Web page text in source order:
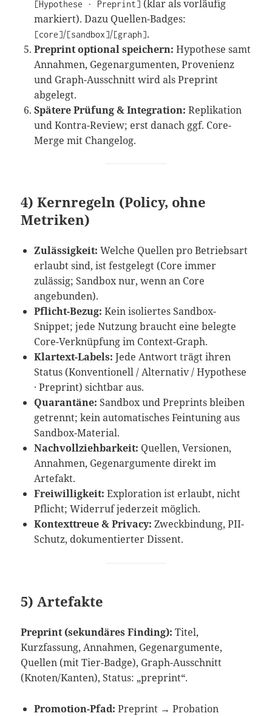
[Hypothese · Preprint] (klar als vorläufig
markiert). Dazu Quellen-Badges:
[core]/[sandbox]/[graph].
Preprint optional speichern: Hypothese samt
Annahmen, Gegenargumenten, Provenienz
und Graph-Ausschnitt wird als Preprint
abgelegt.
Spätere Prüfung & Integration: Replikation
und Kontra-Review; erst danach ggf. Core-
Merge mit Changelog.
4) Kernregeln (Policy, ohne
Metriken)
Zulässigkeit: Welche Quellen pro Betriebsart
erlaubt sind, ist festgelegt (Core immer
zulässig; Sandbox nur, wenn an Core
angebunden).
Pflicht-Bezug: Kein isoliertes Sandbox-
Snippet; jede Nutzung braucht eine belegte
Core-Verknüpfung im Context-Graph.
Klartext-Labels: Jede Antwort trägt ihren
Status (Konventionell / Alternativ / Hypothese
· Preprint) sichtbar aus.
Quarantäne: Sandbox und Preprints bleiben
getrennt; kein automatisches Feintuning aus
Sandbox-Material.
Nachvollziehbarkeit: Quellen, Versionen,
Annahmen, Gegenargumente direkt im
Artefakt.
Freiwilligkeit: Exploration ist erlaubt, nicht
Pflicht; Widerruf jederzeit möglich.
Kontexttreue & Privacy: Zweckbindung, PII-
Schutz, dokumentierter Dissent.
5) Artefakte
Preprint (sekundäres Finding): Titel,
Kurzfassung, Annahmen, Gegenargumente,
Quellen (mit Tier-Badge), Graph-Ausschnitt
(Knoten/Kanten), Status: „preprint“.
Promotion-Pfad: Preprint → Probation